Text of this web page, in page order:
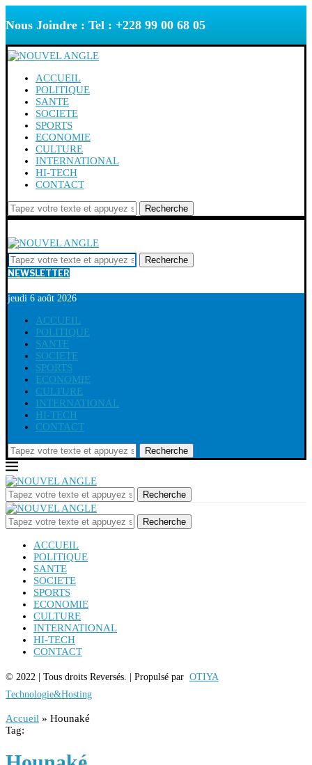
Nous Joindre : Tel : +228 99 00 68 05
ACCUEIL
POLITIQUE
SANTE
SOCIETE
SPORTS
ECONOMIE
CULTURE
INTERNATIONAL
HI-TECH
CONTACT
Recherche
Recherche
NEWSLETTER
jeudi 6 août 2026
ACCUEIL
POLITIQUE
SANTE
SOCIETE
SPORTS
ECONOMIE
CULTURE
INTERNATIONAL
HI-TECH
CONTACT
Recherche
Recherche
Recherche
ACCUEIL
POLITIQUE
SANTE
SOCIETE
SPORTS
ECONOMIE
CULTURE
INTERNATIONAL
HI-TECH
CONTACT
© 2022 | Tous droits Reversés. | Propulsé par OTIYA
Technologie&Hosting
Accueil » Hounaké
Tag: